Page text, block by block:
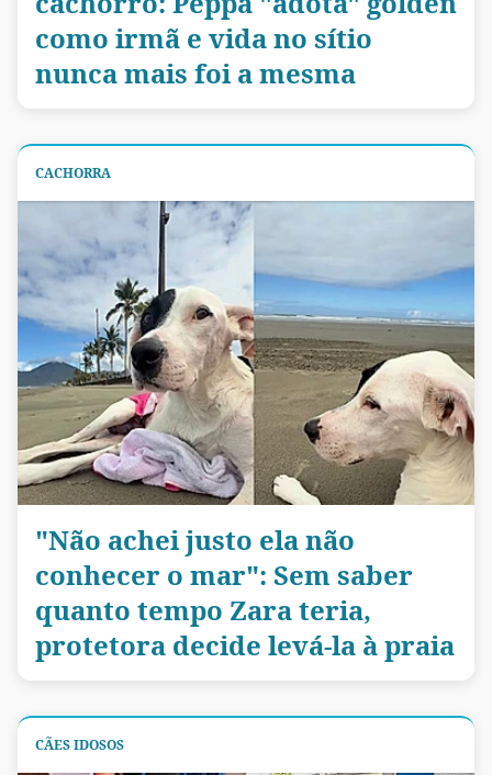
como irmã e vida no sítio
nunca mais foi a mesma
CACHORRA
"Não achei justo ela não
conhecer o mar": Sem saber
quanto tempo Zara teria,
protetora decide levá-la à praia
CÃES IDOSOS